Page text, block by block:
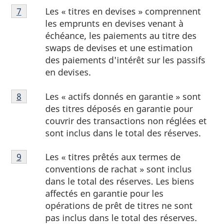
Note
de
Les « titres en devises » comprennent
les emprunts en devises venant à
échéance, les paiements au titre des
swaps de devises et une estimation
des paiements d'intérêt sur les passifs
en devises.
Retour à la référence de la note de bas de page
7
Note
de
8
Les « actifs donnés en garantie » sont
des titres déposés en garantie pour
couvrir des transactions non réglées et
sont inclus dans le total des réserves.
Retour à la référence de la note de bas de page
8
Note
de
Les « titres prêtés aux termes de
conventions de rachat » sont inclus
dans le total des réserves. Les biens
affectés en garantie pour les
opérations de prêt de titres ne sont
pas inclus dans le total des réserves.
Retour à la référence de la note de bas de page
9